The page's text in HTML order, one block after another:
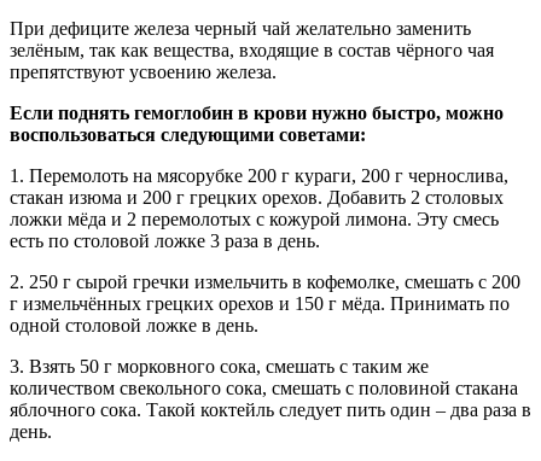
При дефиците железа черный чай желательно заменить
зелёным, так как вещества, входящие в состав чёрного чая
препятствуют усвоению железа.
Если поднять гемоглобин в крови нужно быстро, можно
воспользоваться следующими советами:
1. Перемолоть на мясорубке 200 г кураги, 200 г чернослива,
стакан изюма и 200 г грецких орехов. Добавить 2 столовых
ложки мёда и 2 перемолотых с кожурой лимона. Эту смесь
есть по столовой ложке 3 раза в день.
2. 250 г сырой гречки измельчить в кофемолке, смешать с 200
г измельчённых грецких орехов и 150 г мёда. Принимать по
одной столовой ложке в день.
3. Взять 50 г морковного сока, смешать с таким же
количеством свекольного сока, смешать с половиной стакана
яблочного сока. Такой коктейль следует пить один – два раза в
день.